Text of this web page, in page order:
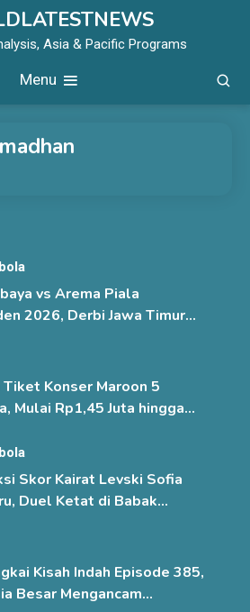
Asia & Pacific Programs
Menu
vs Arema Piala
2026, Derbi Jawa Timur
Tiket Konser Maroon 5
Mulai Rp1,45 Juta hingga
Skor Kairat Levski Sofia
Duel Ketat di Babak
Kisah Indah Episode 385,
Besar Mengancam